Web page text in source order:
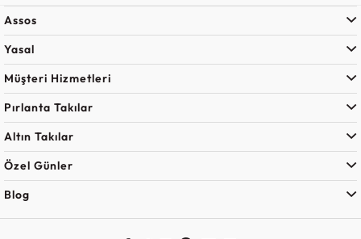
Assos
Yasal
Müşteri Hizmetleri
Pırlanta Takılar
Altın Takılar
Özel Günler
Blog